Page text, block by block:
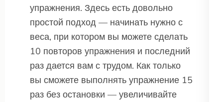
упражнения. Здесь есть довольно
простой подход — начинать нужно с
веса, при котором вы можете сделать
10 повторов упражнения и последний
раз дается вам с трудом. Как только
вы сможете выполнять упражнение 15
раз без остановки — увеличивайте